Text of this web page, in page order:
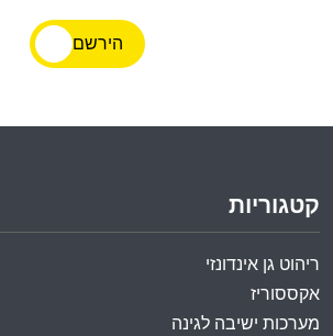
הירשם
קטגוריות
ריהוט גן אינדונזי
אקססוריז
מערכות ישיבה לגינה